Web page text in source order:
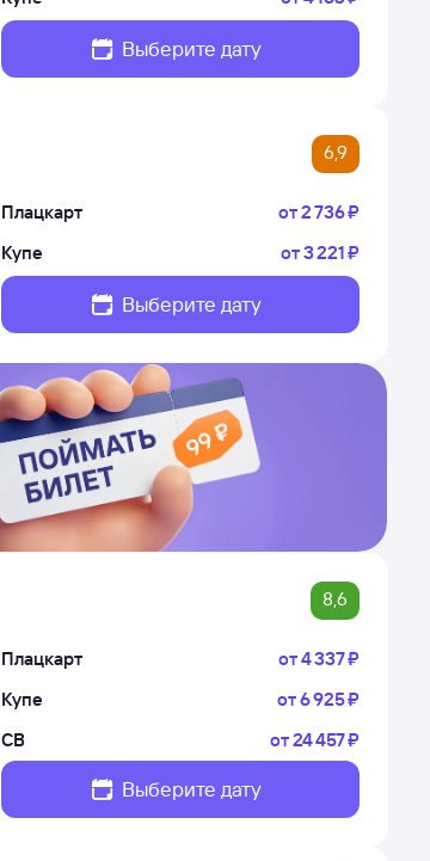
Выберите дату
6,9
Плацкарт от2 ⁠736 ⁠₽
Купе
от3 ⁠221 ⁠₽
Выберите дату
8,6
Плацкарт от4 ⁠337 ⁠₽
Купе
от6 ⁠925 ⁠₽
СВ
от24 ⁠457 ⁠₽
Выберите дату